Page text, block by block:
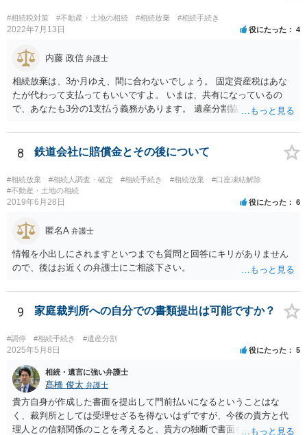
に葬儀費用を支出する経済力がなく、質素な葬儀を行った費用であれ
ば相続財産から支出しても単純承認と認められない可能性が高いの
#相続税対策 #不動産・土地の相続 #相続放棄 #相続手続き
2022年7月13日 役にたった 4
内藤 政信 弁護士
相続放棄は、3か月ゆえ、間に合わないでしょう。 固定資産税はあな
たが代わって支払ってもいいですよ。 いまは、共有になっているの
で、あなたも3分の1支払う義務があります。 遺産分割協議をして、不
払い義務があります。
8 鉄道会社に賠償金とその後について
#相続放棄 #相続人調査・確定 #相続手続き #相続放棄
#口座凍結解除
#不動産・土地の相続
2019年6月28日 役にたった 6
匿名A 弁護士
情報を小出しにされますといつまでも質問と回答にキリがありません
ので、後はお近くの弁護士にご相談下さい。
9 家庭裁判所への自分での書類提出は可能ですか？
#調停 #相続手続き #遺産分割
2025年5月8日 役にたった 5
相続・遺言に強い弁護士
髙橋 俊太 弁護士
貴方自身が作成した書面を提出して門前払いになるということはな
く、裁判所としては受理せざるを得ないはずですが、今後の貴方と代
理人との信頼関係のことを考えると、貴方の独断で書面を提出したり